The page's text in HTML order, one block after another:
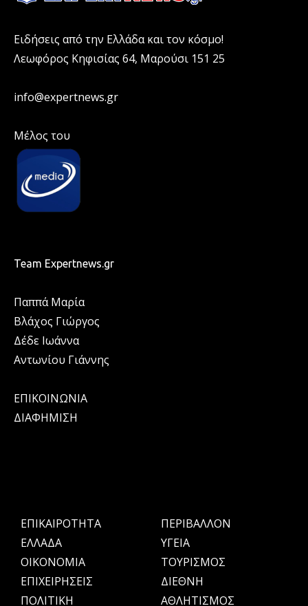
Ειδήσεις από την Ελλάδα και τον κόσμο!
Λεωφόρος Κηφισίας 64, Μαρούσι 151 25
info@expertnews.gr
Μέλος του
Team Expertnews.gr
Παππά Μαρία
Βλάχος Γιώργος
Δέδε Ιωάννα
Αντωνίου Γιάννης
ΕΠΙΚΟΙΝΩΝΙΑ
ΔΙΑΦΗΜΙΣΗ
ΕΠΙΚΑΙΡΟΤΗΤΑ
ΕΛΛΑΔΑ
OIKONOMIA
ΕΠΙΧΕΙΡΗΣΕΙΣ
ΠΟΛΙΤΙΚΗ
ΠΕΡΙΒΑΛΛΟΝ
ΥΓΕΙΑ
ΤΟΥΡΙΣΜΟΣ
ΔΙΕΘΝΗ
ΑΘΛΗΤΙΣΜΟΣ